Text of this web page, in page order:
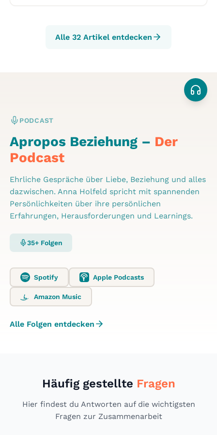
Alle 32 Artikel entdecken
PODCAST
Apropos Beziehung – Der
Podcast
Ehrliche Gespräche über Liebe, Beziehung und alles
dazwischen. Anna Holfeld spricht mit spannenden
Persönlichkeiten über ihre persönlichen
Erfahrungen, Herausforderungen und Learnings.
35+ Folgen
Spotify Apple Podcasts
Amazon Music
Alle Folgen entdecken
Häufig gestellte Fragen
Hier findest du Antworten auf die wichtigsten
Fragen zur Zusammenarbeit